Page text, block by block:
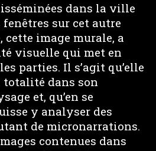
dans la ville
sur cet autre
cette image murale, a
visuelle qui met en
parties. Il s’agit qu’elle
totalité dans son
et, qu’en se
y analyser des
de micronarrations.
contenues dans